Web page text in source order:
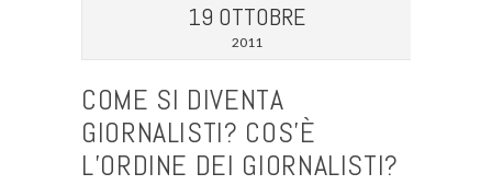
19 OTTOBRE
2011
COME SI DIVENTA
GIORNALISTI? COS’È
L’ORDINE DEI GIORNALISTI?